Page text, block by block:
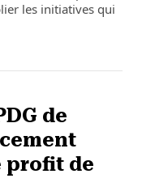
les initiatives qui
de
profit de